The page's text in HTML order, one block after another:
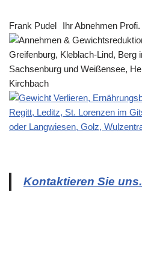
Frank Pudel Ihr Abnehmen Profi.
Kontaktieren Sie uns.